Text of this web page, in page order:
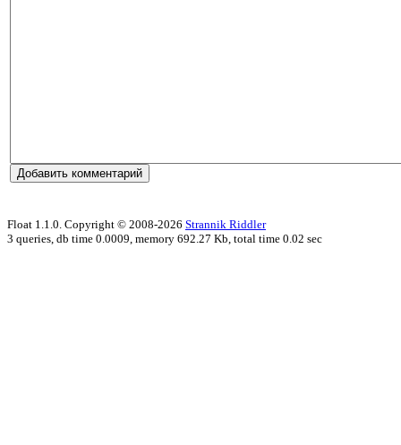
Float 1.1.0. Copyright © 2008-2026 Strannik Riddler
3 queries, db time 0.0009, memory 692.27 Kb, total time 0.02 sec